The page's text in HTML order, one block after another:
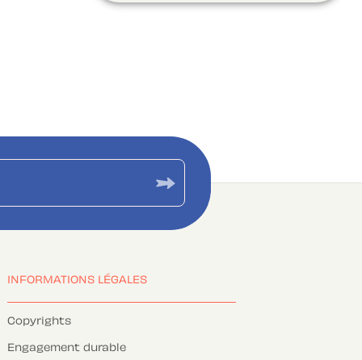
INFORMATIONS LÉGALES
Copyrights
Engagement durable